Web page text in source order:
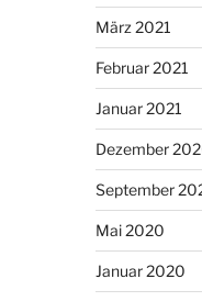
März 2021
Februar 2021
Januar 2021
Dezember
September
Mai 2020
Januar 2020